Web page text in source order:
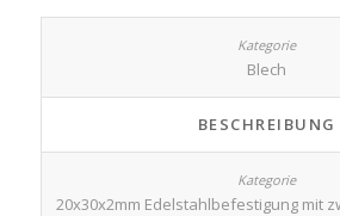
Blech
BESCHREIBUNG
20x30x2mm Edelstahlbefestigung mit